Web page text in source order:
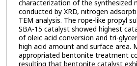
characterization of the synthesized
conducted by XRD, nitrogen
TEM analysis. The rope-like propyl
SBA-15 catalyst showed highest
of oleic acid conversion and tri-
high acid amount and surface area.
appropriated bentonite treatment